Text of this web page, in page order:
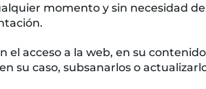
momento y sin necesidad
el acceso a la web, en su
su caso, subsanarlos o